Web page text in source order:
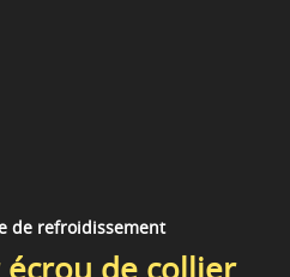
de refroidissement